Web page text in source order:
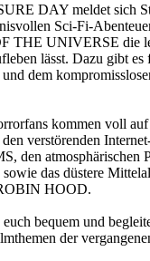
DAY meldet sich
Sci-Fi-
THE UNIVERSE die
lässt. Dazu gibt
dem
kommen voll
den verstörenden
den atmosphärischen
das düstere
HOOD.
bequem und
der